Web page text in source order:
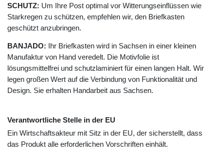
SCHUTZ: Um Ihre Post optimal vor Witterungseinflüssen wie
Starkregen zu schützen, empfehlen wir, den Briefkasten
geschützt anzubringen.
BANJADO: Ihr Briefkasten wird in Sachsen in einer kleinen
Manufaktur von Hand veredelt. Die Motivfolie ist
lösungsmittelfrei und schutzlaminiert für einen langen Halt. Wir
legen großen Wert auf die Verbindung von Funktionalität und
Design. Sie erhalten Handarbeit aus Sachsen.
Verantwortliche Stelle in der EU
Ein Wirtschaftsakteur mit Sitz in der EU, der sicherstellt, dass
das Produkt alle erforderlichen Vorschriften einhält.